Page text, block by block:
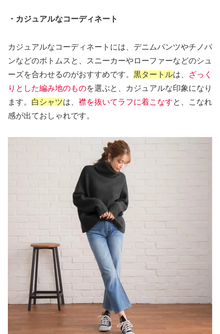
・カジュアルなコーディネート
カジュアルなコーディネートには、デニムパンツやチノパ
ンなどのボトムスと、スニーカーやローファーなどのシュ
ーズを合わせるのがおすすめです。 黒タートルは、
ざっく
りとした編み地のものを選ぶと、カジュアルな印象になり
ます。 白シャツは、 襟を抜いてラフに着こなすと、こなれ
感が出ておしゃれです。